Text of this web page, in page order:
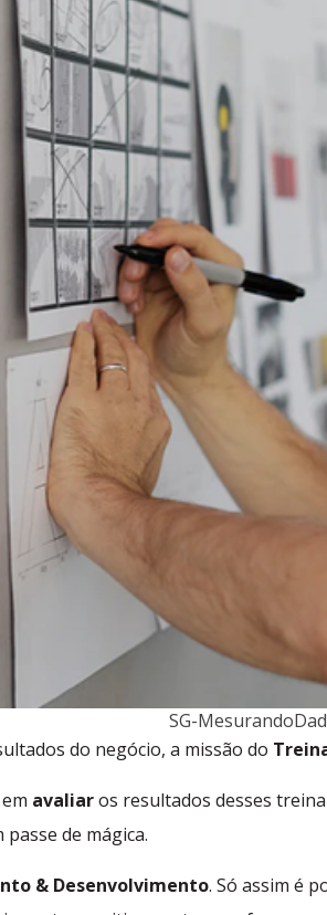
SG-
do negócio, a missão do
avaliaros resultados desses
de mágica.
& Desenvolvimento. Só assim é